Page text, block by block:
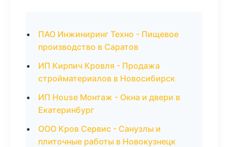
ПАО Инжиниринг Техно - Пищевое
производство в Саратов
ИП Кирпич Кровля - Продажа
стройматериалов в Новосибирск
ИП House Монтаж - Окна и двери в
Екатеринбург
ООО Кров Сервис - Санузлы и
плиточные работы в Новокузнецк